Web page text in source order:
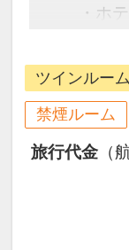
・ホ
シャ
す。
※運行
ムペ
わせ
往復
たス
ツインルー
禁煙ルーム
旅行代金 （